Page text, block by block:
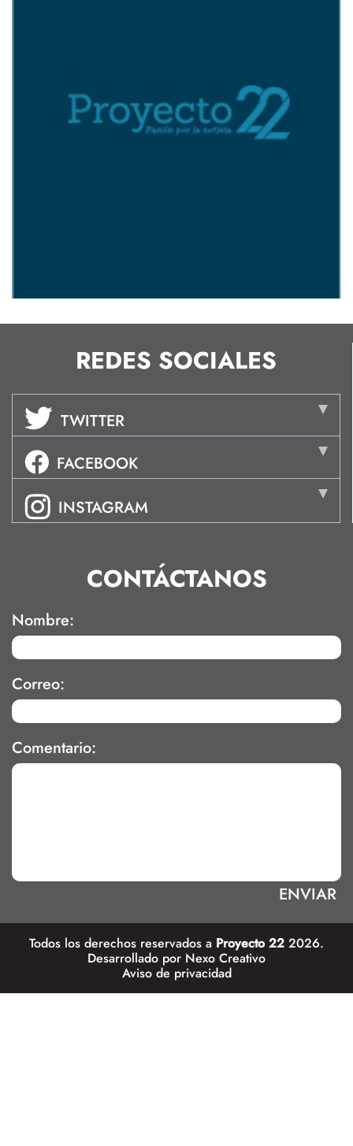
REDES SOCIALES
TWITTER
FACEBOOK
INSTAGRAM
CONTÁCTANOS
Nombre:
Correo:
Comentario:
Todos los derechos reservados a Proyecto 22 2026.
Desarrollado por Nexo Creativo
Aviso de privacidad